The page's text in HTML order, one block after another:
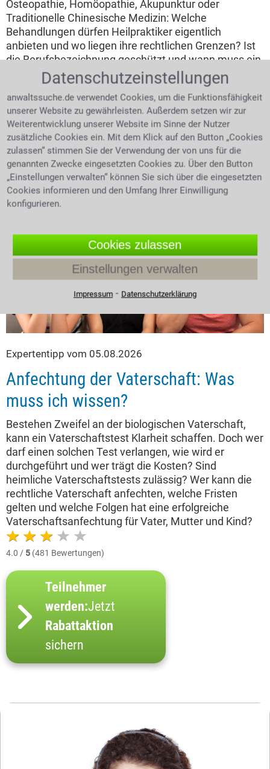
Osteopathie, Homöopathie, Akupunktur oder
Traditionelle Chinesische Medizin: Welche
Behandlungen dürfen Heilpraktiker eigentlich
anbieten und wo liegen ihre rechtlichen Grenzen? Ist
die Berufsbezeichnung geschützt und wann muss ein
Patient an einen Arzt verwiesen werden? Was gilt,
wenn eine falsche Diagnose, eine ungeeignete
Therapie oder mangelnde Aufklärung zu
gesundheitlichen Schäden führt? Und unter welchen
Voraussetzungen können Betroffene Schadensersatz
und Schmerzensgeld verlangen?
4.0 /5(694 Bewertungen)
Expertentipp vom 05.08.2026
Anfechtung der Vaterschaft: Was
muss ich wissen?
Bestehen Zweifel an der biologischen Vaterschaft,
kann ein Vaterschaftstest Klarheit schaffen. Doch wer
darf einen solchen Test verlangen, wie wird er
durchgeführt und wer trägt die Kosten? Sind
heimliche Vaterschaftstests zulässig? Wer kann die
rechtliche Vaterschaft anfechten, welche Fristen
gelten und welche Folgen hat eine erfolgreiche
Vaterschaftsanfechtung für Vater, Mutter und Kind?
4.0 / 5 (481 Bewertungen)
Teilnehmer
werden:Jetzt
Rabattaktion
sichern
Datenschutzeinstellungen
anwaltssuche.de verwendet Cookies, um die Funktionsfähigkeit
unserer Website zu gewährleisten. Außerdem setzen wir zur
Weiterentwicklung unserer Website im Sinne der Nutzer
zusätzliche Cookies ein. Mit dem Klick auf den Button „Cookies
zulassen“ stimmen Sie der Verwendung der von uns für die
genannten Zwecke eingesetzten Cookies zu. Über den Button
„Einstellungen verwalten“ können Sie sich über die eingesetzten
Cookies informieren und den Umfang Ihrer Einwilligung
konfigurieren.
Cookies zulassen
Einstellungen verwalten
Impressum⁃ Datenschutzerklärung